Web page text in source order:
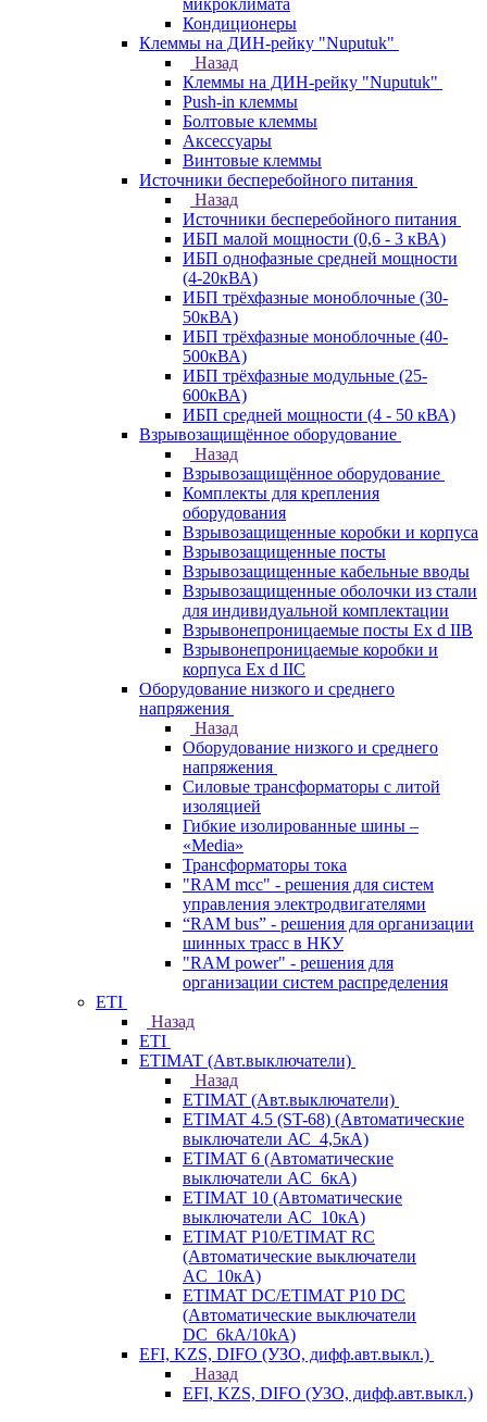
микроклимата
Кондиционеры
Клеммы на ДИН-рейку "Nuputuk"
Назад
Клеммы на ДИН-рейку "Nuputuk"
Push-in клеммы
Болтовые клеммы
Аксессуары
Винтовые клеммы
Источники бесперебойного питания
Назад
Источники бесперебойного питания
ИБП малой мощности (0,6 - 3 кВА)
ИБП однофазные средней мощности
(4-20кВА)
ИБП трёхфазные моноблочные (30-
50кВА)
ИБП трёхфазные моноблочные (40-
500кВА)
ИБП трёхфазные модульные (25-
600кВА)
ИБП средней мощности (4 - 50 кВА)
Взрывозащищённое оборудование
Назад
Взрывозащищённое оборудование
Комплекты для крепления
оборудования
Взрывозащищенные коробки и корпуса
Взрывозащищенные посты
Взрывозащищенные кабельные вводы
Взрывозащищенные оболочки из стали
для индивидуальной комплектации
Взрывонепроницаемые посты Ex d IIB
Взрывонепроницаемые коробки и
корпуса Ex d IIС
Оборудование низкого и среднего
напряжения
Назад
Оборудование низкого и среднего
напряжения
Силовые трансформаторы с литой
изоляцией
Гибкие изолированные шины –
«Media»
Трансформаторы тока
"RAM mcc" - решения для систем
управления электродвигателями
“RAM bus” - решения для организации
шинных трасс в НКУ
"RAM power" - решения для
организации систем распределения
ETI
Назад
ETI
ETIMAT (Авт.выключатели)
Назад
ETIMAT (Авт.выключатели)
ETIMAT 4.5 (ST-68) (Автоматические
выключатели АС_4,5кА)
ETIMAT 6 (Автоматические
выключатели AC_6кА)
ETIMAT 10 (Автоматические
выключатели AC_10кА)
ETIMAT P10/ETIMAT RC
(Автоматические выключатели
AC_10кА)
ETIMAT DC/ETIMAT P10 DC
(Автоматические выключатели
DC_6kA/10kA)
EFI, KZS, DIFO (УЗО, дифф.авт.выкл.)
Назад
EFI, KZS, DIFO (УЗО, дифф.авт.выкл.)